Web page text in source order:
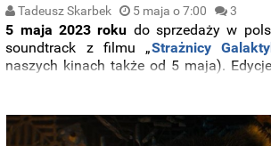
Tadeusz Skarbek 5 maja o 7:00 3
5 maja 2023 roku do sprzedaży w
soundtrack z filmu „Strażnicy
naszych kinach także od 5 maja).
wariantach kolorystycznych) ukazały się
. Poniżej szczegóły
nośnikach fizycznych oraz
produkcjiMarvelaw reżyserii Jamesa